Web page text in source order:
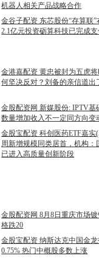
机器人相关产品战略合作
金谷子配资 东芯股份“存算联
2.1亿元投资砺算科技已完成
金港嘉配资 黄忠被封为五虎
何坚决反对？刘备的亲信道出
金股配资网 新媒股份: IPTV基
数量增加收入不一定同方向变
金股宝配资 科创医药ETF嘉实
周新增规模同类居首，机构：
已进入高质量创新阶段
金股配资网 8月8日重庆市场
格跌20
金股宝配资 纳斯达克中国金
0.75% 热门中概股多数上涨